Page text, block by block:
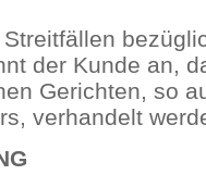
der Kunde an,
Gerichten, so
verhandelt